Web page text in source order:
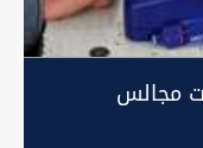
مجالس